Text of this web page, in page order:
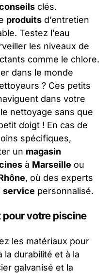
clés.
produits d’entretien
Testez l’eau
les niveaux de
comme le chlore.
dans le monde
? Ces petits
dans votre
nettoyage sans que
doigt ! En cas de
spécifiques,
un magasin
à Marseille ou
, où des experts
service personnalisé.
votre piscine
les matériaux pour
durabilité et à la
galvanisé et la